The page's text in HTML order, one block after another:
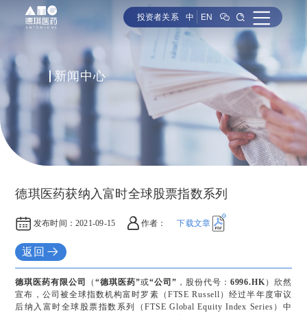
投资者关系 中 EN
新闻中心
德琪医药获纳入富时全球股票指数系列
发布时间： 2021-09-15 作者： 下载文章
返回
德琪医药有限公司 （“德琪医药”或“公司” ，股份代号： 6996.HK ）欣然
宣布，公司被全球指数机构富时罗素（FTSE Russell）经过半年度审议
后纳入富时全球股票指数系列（FTSE Global Equity Index Series）中